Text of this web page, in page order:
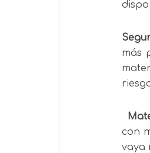
más
con
vaya